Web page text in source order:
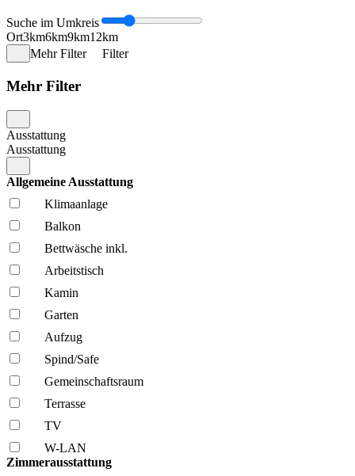
Suche im Umkreis
Ort3km6km9km12km
Mehr Filter
Filter
Mehr Filter
Ausstattung
Ausstattung
Allgemeine Ausstattung
Klima­anlage
Balkon
Bettwäsche inkl.
Arbeitstisch
Kamin
Garten
Aufzug
Spind/Safe
Gemeinschafts­raum
Terrasse
TV
W-LAN
Zimmerausstattung